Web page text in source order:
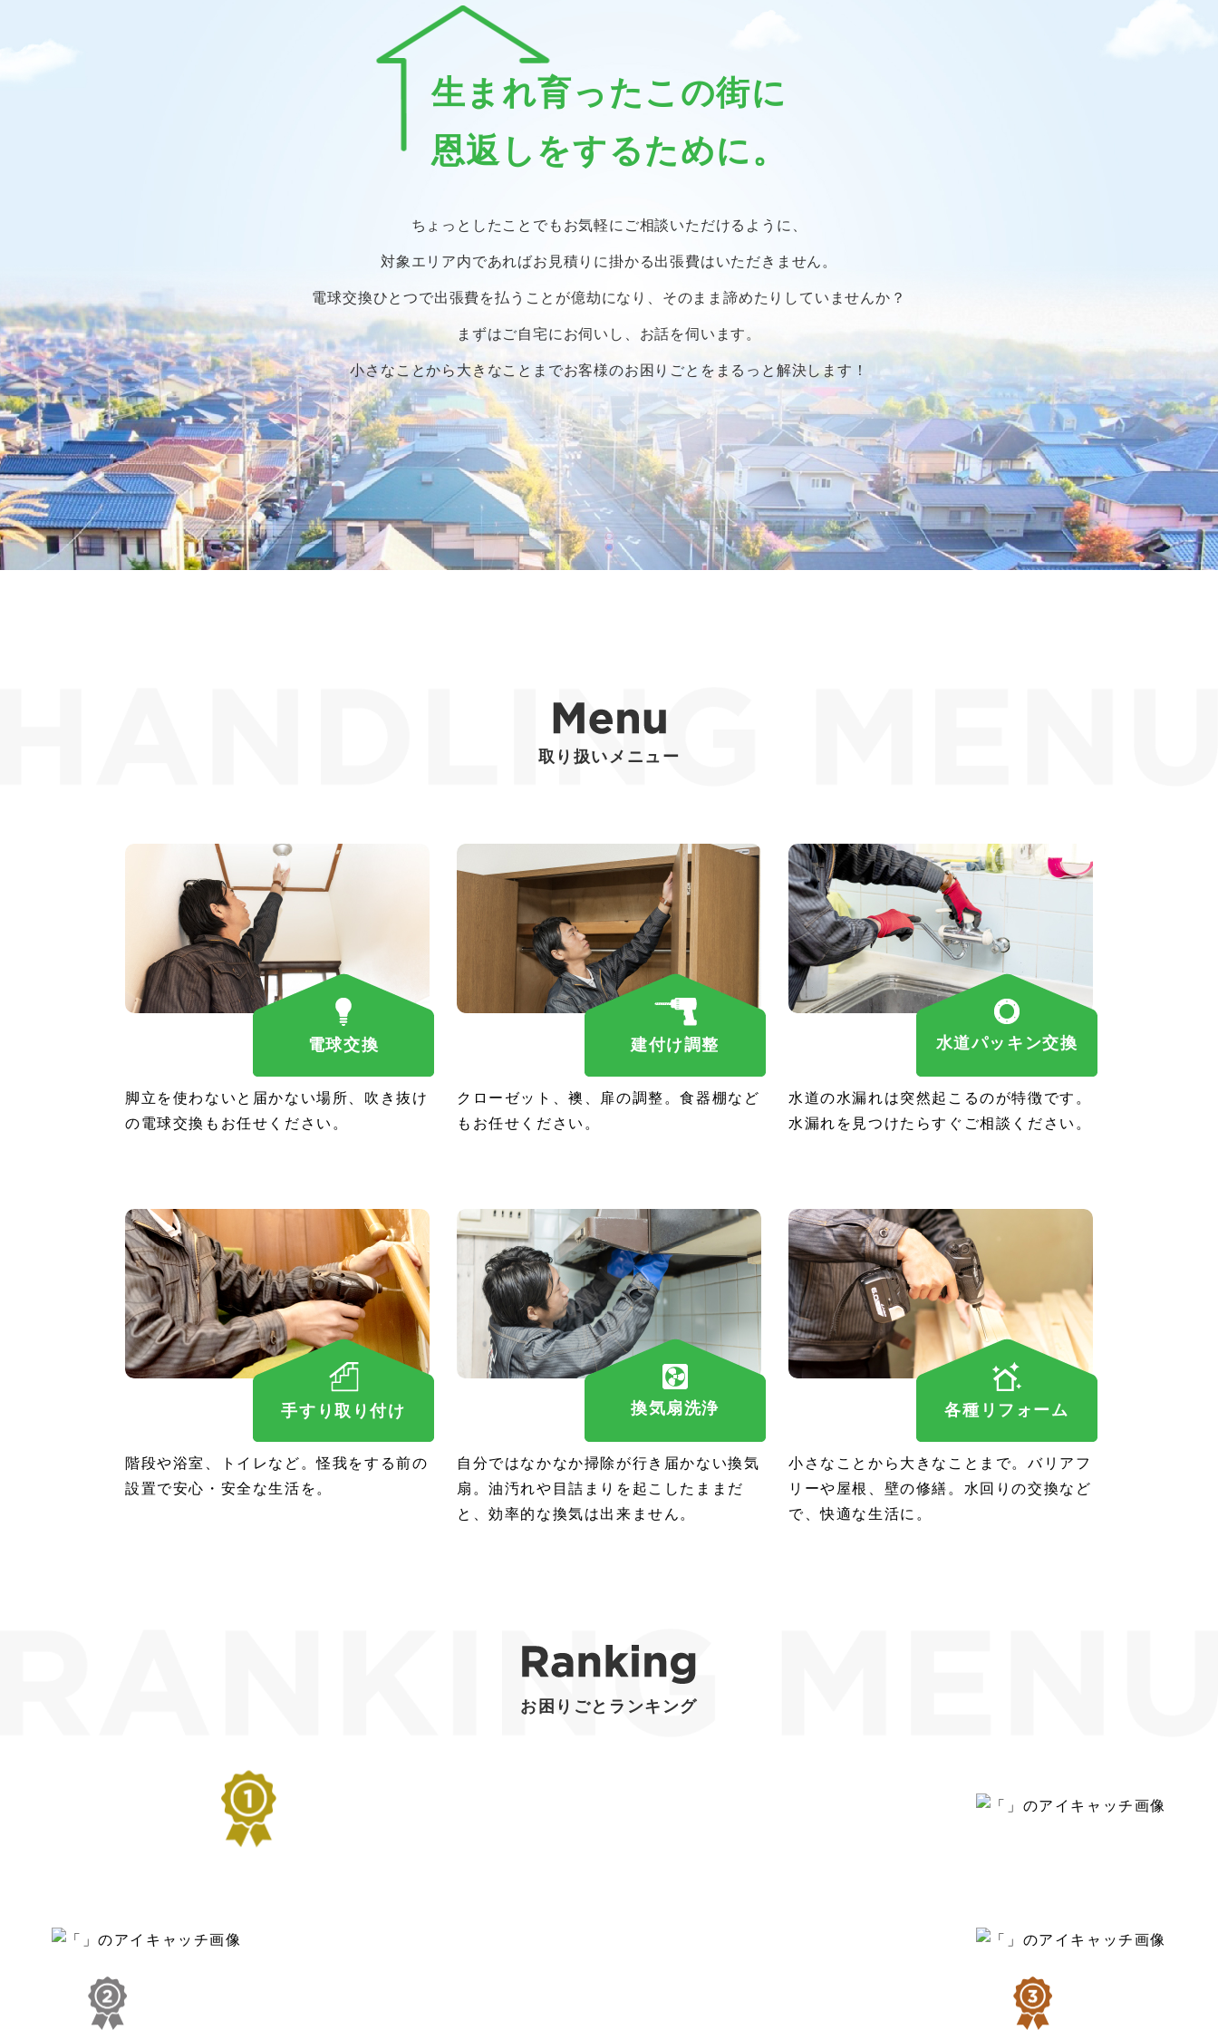
生まれ育ったこの街に
恩返しをするために。
ちょっとしたことでも お気軽にご相談いただけるように、
対象エリア内であればお見積りに掛かる出張費はいただきません。
電球交換ひとつで出張費を払うことが億劫になり、 そのまま諦めたりしていませんか？
まずはご自宅にお伺いし、お話を伺います。
小さなことから大きなことまでお客様のお困りごとをまるっと解決します！
取り扱いメニュー
電球交換
脚立を使わないと届かない場所、吹き抜け
の電球交換もお任せください。
建付け調整
クローゼット、襖、扉の調整。食器棚など
もお任せください。
水道パッキン交換
水道の水漏れは突然起こるのが特徴です。
水漏れを見つけたらすぐご相談ください。
手すり取り付け
階段や浴室、トイレなど。怪我をする前の
設置で安心・安全な生活を。
換気扇洗浄
自分ではなかなか掃除が行き届かない換気
扇。油汚れや目詰まりを起こしたままだ
と、効率的な換気は出来ません。
各種リフォーム
小さなことから大きなことまで。バリアフ
リーや屋根、壁の修繕。水回りの交換など
で、快適な生活に。
お困りごとランキング